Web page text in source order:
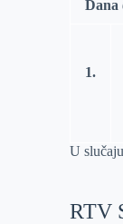
Dana
1.
U
RTV